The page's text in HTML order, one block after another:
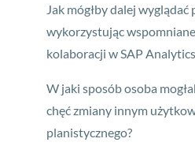
Jak mógłby dalej
wykorzystując
kolaboracji w SAP
W jaki sposób osoba
chęć zmiany innym
planistycznego?